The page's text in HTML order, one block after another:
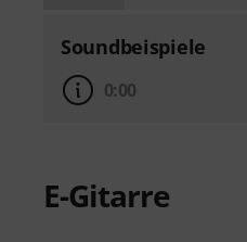
Soundbeispiele
0:00
E-Gitarre